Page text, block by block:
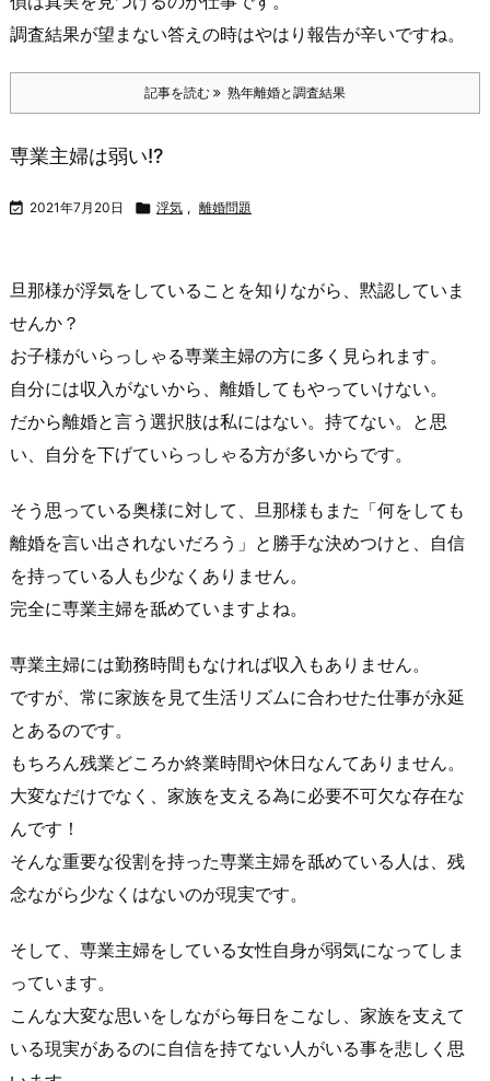
調査結果が望まない答えの時はやはり報告が辛いですね。
記事を読む 熟年離婚と調査結果
専業主婦は弱い!?
 2021年7月20日  浮気 , 離婚問題
旦那様が浮気をしていることを知りながら、黙認していま
せんか？
お子様がいらっしゃる専業主婦の方に多く見られます。
自分には収入がないから、離婚してもやっていけない。
だから離婚と言う選択肢は私にはない。持てない。と思
い、自分を下げていらっしゃる方が多いからです。
そう思っている奥様に対して、旦那様もまた「何をしても
離婚を言い出されないだろう」と勝手な決めつけと、自信
を持っている人も少なくありません。
完全に専業主婦を舐めていますよね。
専業主婦には勤務時間もなければ収入もありません。
ですが、常に家族を見て生活リズムに合わせた仕事が永延
とあるのです。
もちろん残業どころか終業時間や休日なんてありません。
大変なだけでなく、家族を支える為に必要不可欠な存在な
んです！
そんな重要な役割を持った専業主婦を舐めている人は、残
念ながら少なくはないのが現実です。
そして、専業主婦をしている女性自身が弱気になってしま
っています。
こんな大変な思いをしながら毎日をこなし、家族を支えて
いる現実があるのに自信を持てない人がいる事を悲しく思